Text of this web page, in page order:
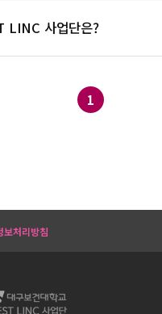
LINC 사업단은?
1
보처리방침